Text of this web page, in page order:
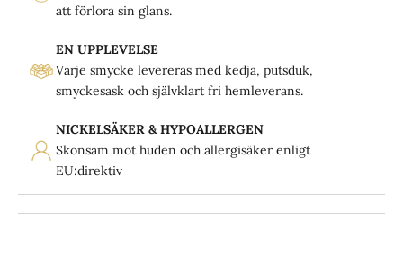
att förlora sin glans.
EN UPPLEVELSE
Varje smycke levereras med kedja, putsduk,
smyckesask och självklart fri hemleverans.
NICKELSÄKER & HYPOALLERGEN
Skonsam mot huden och allergisäker enligt
EU:direktiv